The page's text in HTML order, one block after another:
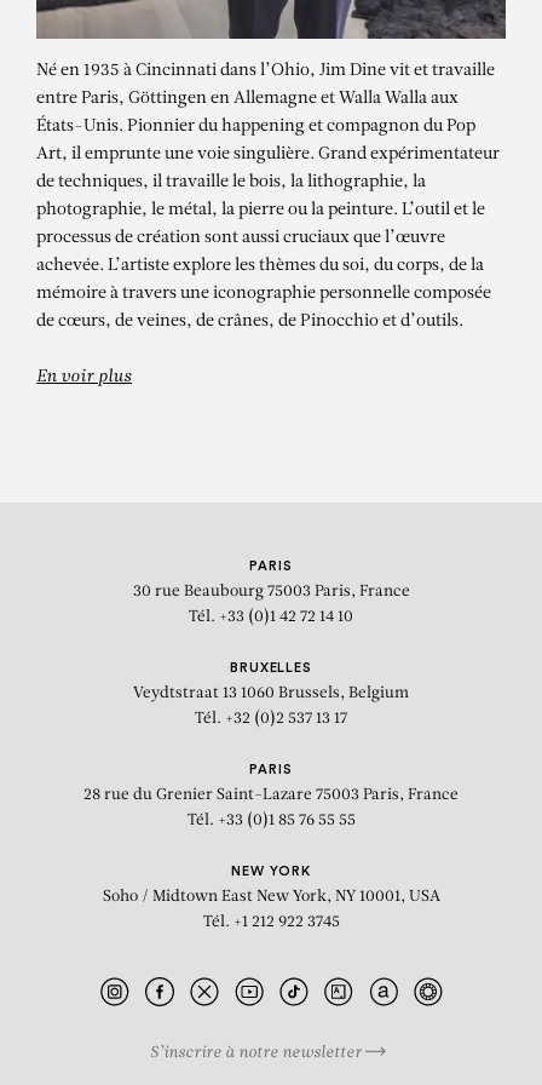
JIM DINE
Sculpture / Jim Dine / Pinocchio
Né en 1935 à Cincinnati dans l’Ohio, Jim Dine vit et travaille
entre Paris, Göttingen en Allemagne et Walla Walla aux
États-Unis. Pionnier du happening et compagnon du Pop
Art, il emprunte une voie singulière. Grand expérimentateur
de techniques, il travaille le bois, la lithographie, la
photographie, le métal, la pierre ou la peinture. L’outil et le
processus de création sont aussi cruciaux que l’œuvre
achevée. L’artiste explore les thèmes du soi, du corps, de la
mémoire à travers une iconographie personnelle composée
de cœurs, de veines, de crânes, de Pinocchio et d’outils.
En voir plus
PARIS
30 rue Beaubourg 75003 Paris, France
Tél. +33 (0)1 42 72 14 10
BRUXELLES
Veydtstraat 13 1060 Brussels, Belgium
Tél. +32 (0)2 537 13 17
PARIS
28 rue du Grenier Saint-Lazare 75003 Paris, France
Tél. +33 (0)1 85 76 55 55
NEW YORK
Soho / Midtown East New York, NY 10001, USA
Tél. +1 212 922 3745
S’inscrire à notre newsletter